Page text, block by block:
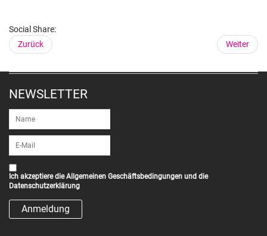
Social Share:
Zurück
Weiter
NEWSLETTER
Ich akzeptiere dieAllgemeinen Geschäftsbedingungen und die
Datenschutzerklärung